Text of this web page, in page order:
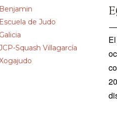
Benjamin
Escuela de Judo
Galicia
Squash Villagarcía